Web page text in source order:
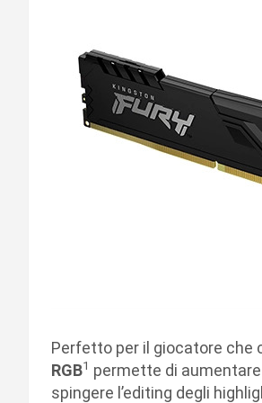
Perfetto per il giocatore che
RGB1 permette di
spingere l’editing degli